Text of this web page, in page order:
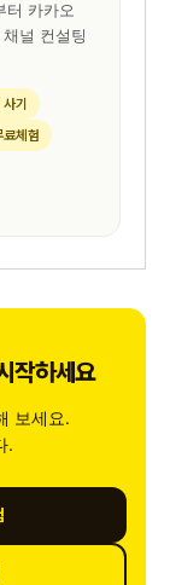
터 카카오
널 컨설팅
기
체험
작하세요
보세요.
.